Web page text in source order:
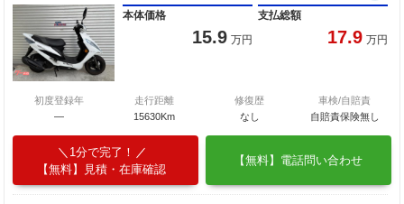
本体価格
15.9 万円
支払総額
17.9 万円
初度登録年
―
走行距離
15630Km
修復歴
なし
車検/自賠責
自賠責保険無し
1分で完了！
【無料】見積・在庫確認
【無料】電話問い合わせ